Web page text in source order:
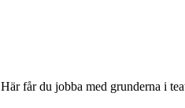
får du jobba med grunderna i